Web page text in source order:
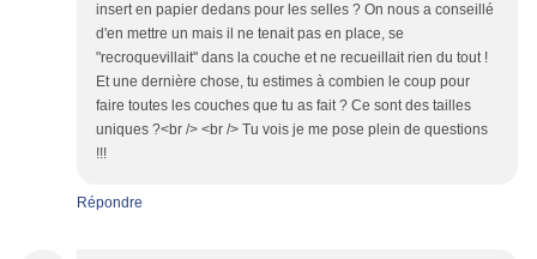
insert en papier dedans pour les selles ? On nous a conseillé
d'en mettre un mais il ne tenait pas en place, se
"recroquevillait" dans la couche et ne recueillait rien du tout !
Et une dernière chose, tu estimes à combien le coup pour
faire toutes les couches que tu as fait ? Ce sont des tailles
uniques ?<br /> <br /> Tu vois je me pose plein de questions
!!!
Répondre